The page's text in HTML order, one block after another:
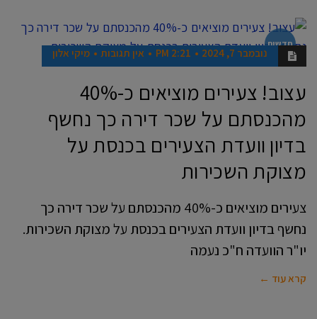
חדשות
נובמבר 7, 2024 2:21 PM אין תגובות מיקי אלון
עצוב! צעירים מוציאים כ-40%
מהכנסתם על שכר דירה כך נחשף
בדיון וועדת הצעירים בכנסת על
מצוקת השכירות
צעירים מוציאים כ-40% מהכנסתם על שכר דירה כך
נחשף בדיון וועדת הצעירים בכנסת על מצוקת השכירות.
יו"ר הוועדה ח"כ נעמה
קרא עוד ←